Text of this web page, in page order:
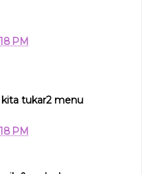
PM
kita tukar2 menu
PM